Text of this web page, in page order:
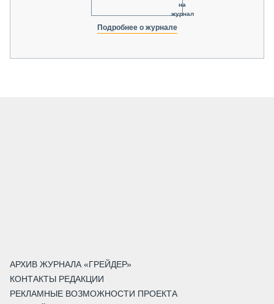
на
журнал
Подробнее о журнале
АРХИВ ЖУРНАЛА «ГРЕЙДЕР»
КОНТАКТЫ РЕДАКЦИИ
РЕКЛАМНЫЕ ВОЗМОЖНОСТИ ПРОЕКТА